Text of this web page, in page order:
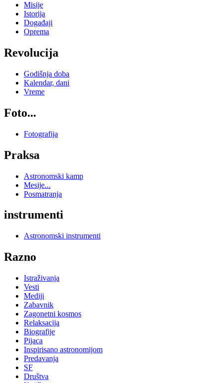
Misije
Istorija
Događaji
Oprema
Revolucija
Godišnja doba
Kalendar, dani
Vreme
Foto...
Fotografija
Praksa
Astronomski kamp
Mesije...
Posmatranja
instrumenti
Astronomski instrumenti
Razno
Istraživanja
Vesti
Mediji
Zabavnik
Zagonetni kosmos
Relaksacija
Biografije
Pijaca
Inspirisano astronomijom
Predavanja
SF
Društva